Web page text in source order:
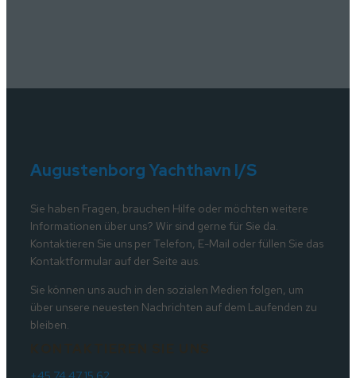
Augustenborg Yachthavn I/S
Sie haben Fragen, brauchen Hilfe oder möchten weitere
Informationen über uns? Wir sind gerne für Sie da.
Kontaktieren Sie uns per Telefon, E-Mail oder füllen Sie das
Kontaktformular auf der Seite aus.
Sie können uns auch in den sozialen Medien folgen, um
über unsere neuesten Nachrichten auf dem Laufenden zu
bleiben.